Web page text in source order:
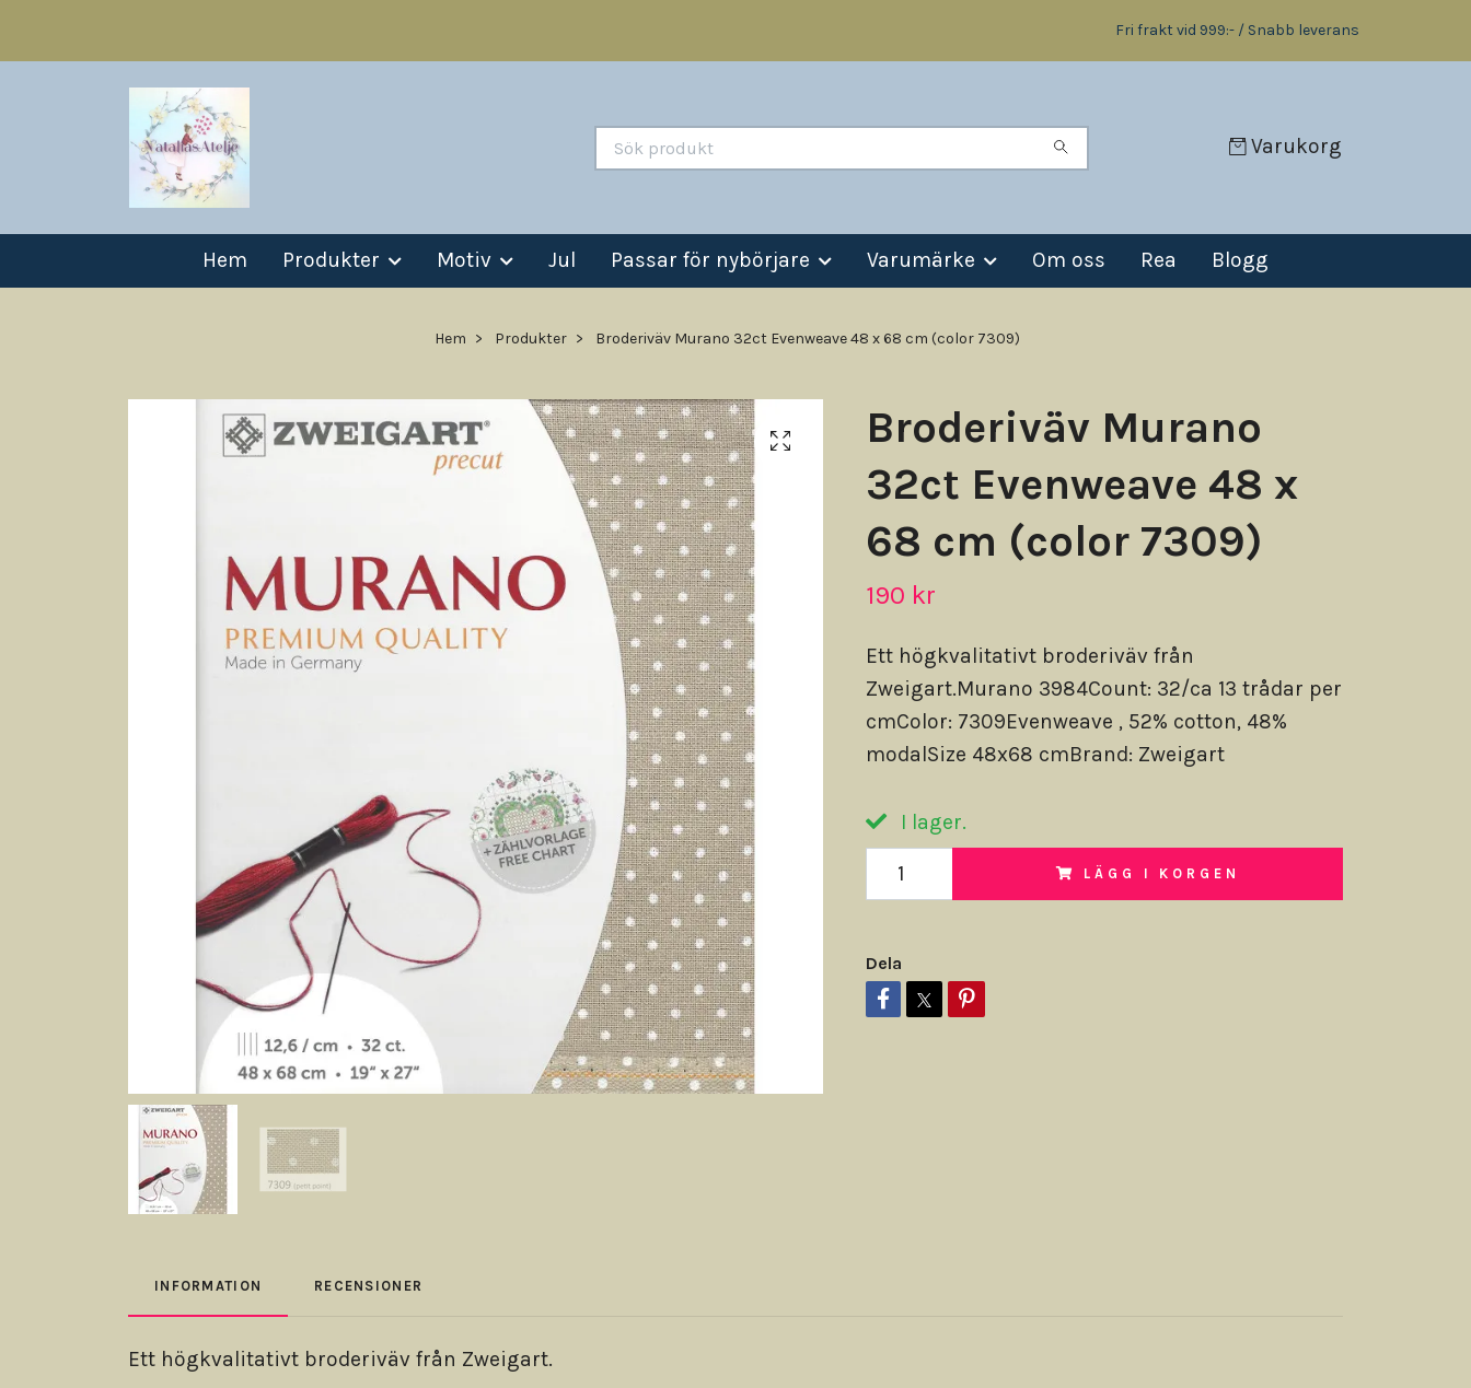
Fri frakt vid 999:- / Snabb leverans
Varukorg
Hem Produkter Motiv Jul Passar för nybörjare Varumärke Om oss Rea Blogg
Hem Produkter Broderiväv Murano 32ct Evenweave 48 x 68 cm (color 7309)
Broderiväv Murano
32ct Evenweave 48 x
68 cm (color 7309)
190 kr
Ett högkvalitativt broderiväv från
Zweigart.Murano 3984Count: 32/ca 13 trådar per
cmColor: 7309Evenweave , 52% cotton, 48%
modalSize 48x68 cmBrand: Zweigart
I lager.
LÄGG I KORGEN
Dela
INFORMATION RECENSIONER
Ett högkvalitativt broderiväv från Zweigart.